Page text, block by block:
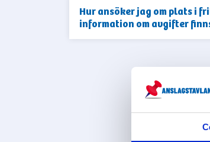
Hur ansöker jag om plats i
information om avgifter